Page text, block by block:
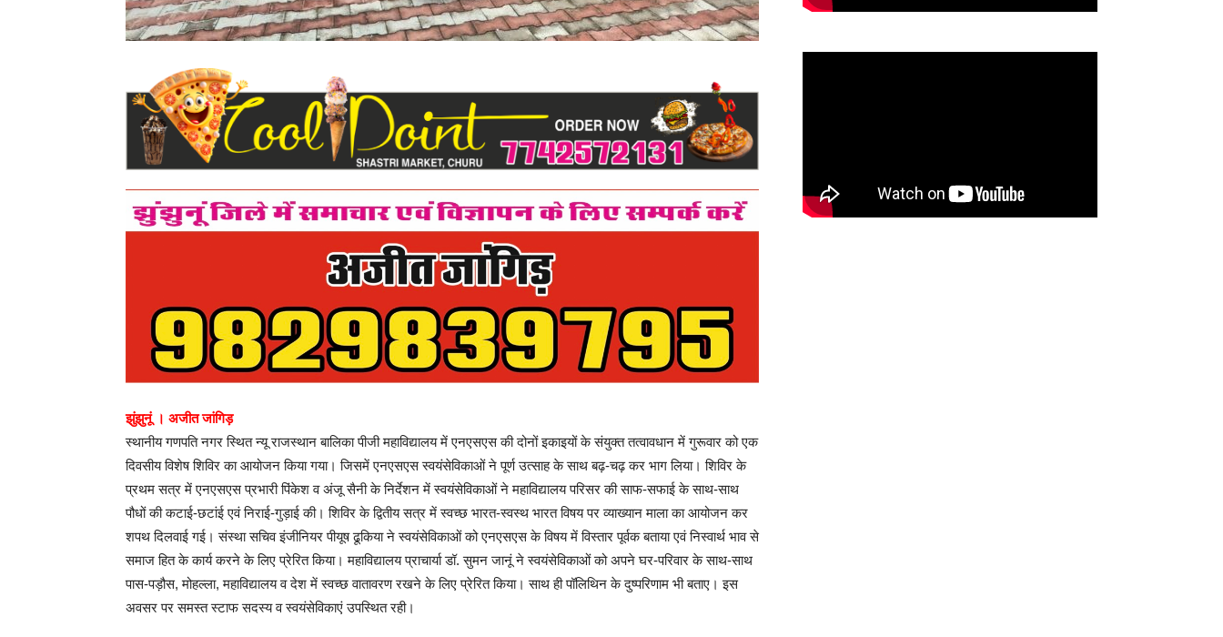
झुंझुनूं । अजीत जांगिड़
स्थानीय गणपति नगर स्थित न्यू राजस्थान बालिका पीजी महाविद्यालय में एनएसएस की दोनों इकाइयों के संयुक्त तत्वावधान में गुरूवार को एक
दिवसीय विशेष शिविर का आयोजन किया गया। जिसमें एनएसएस स्वयंसेविकाओं ने पूर्ण उत्साह के साथ बढ़-चढ़ कर भाग लिया। शिविर के
प्रथम सत्र में एनएसएस प्रभारी पिंकेश व अंजू सैनी के निर्देशन में स्वयंसेविकाओं ने महाविद्यालय परिसर की साफ-सफाई के साथ-साथ
पौधों की कटाई-छटांई एवं निराई-गुड़ाई की। शिविर के द्वितीय सत्र में स्वच्छ भारत-स्वस्थ भारत विषय पर व्याख्यान माला का आयोजन कर
शपथ दिलवाई गई। संस्था सचिव इंजीनियर पीयूष ढूकिया ने स्वयंसेविकाओं को एनएसएस के विषय में विस्तार पूर्वक बताया एवं निस्वार्थ भाव से
समाज हित के कार्य करने के लिए प्रेरित किया। महाविद्यालय प्राचार्या डॉ. सुमन जानूं ने स्वयंसेविकाओं को अपने घर-परिवार के साथ-साथ
पास-पड़ौस, मोहल्ला, महाविद्यालय व देश में स्वच्छ वातावरण रखने के लिए प्रेरित किया। साथ ही पॉलिथिन के दुष्परिणाम भी बताए। इस
अवसर पर समस्त स्टाफ सदस्य व स्वयंसेविकाएं उपस्थित रही।